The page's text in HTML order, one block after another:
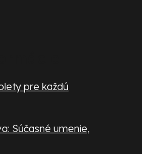
pre každú
Súčasné umenie,